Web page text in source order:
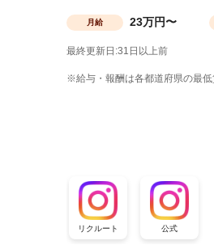
月給 23万円〜
最終更新日:31日以上前
※給与・報酬は各都道府県の最
リクルート 公式